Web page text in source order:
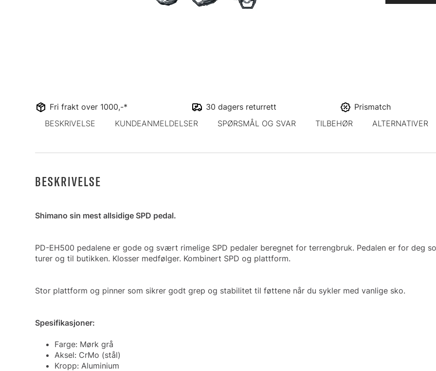
Fri frakt over 1000,-* 30 dagers returrett Prismatch
BESKRIVELSE KUNDEANMELDELSER SPØRSMÅL OG SVAR TILBEHØR ALTERNATIVER
BESKRIVELSE
Shimano sin mest allsidige SPD pedal.
PD-EH500 pedalene er gode og svært rimelige SPD pedaler beregnet for terrengbruk. Pedalen er for deg
turer og til butikken. Klosser medfølger. Kombinert SPD og plattform.
Stor plattform og pinner som sikrer godt grep og stabilitet til føttene når du sykler med vanlige sko.
Spesifikasjoner:
Farge: Mørk grå
Aksel: CrMo (stål)
Kropp: Aluminium